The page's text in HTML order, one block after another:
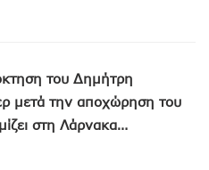
του Δημήτρη
μετά την αποχώρηση του
στη Λάρνακα…